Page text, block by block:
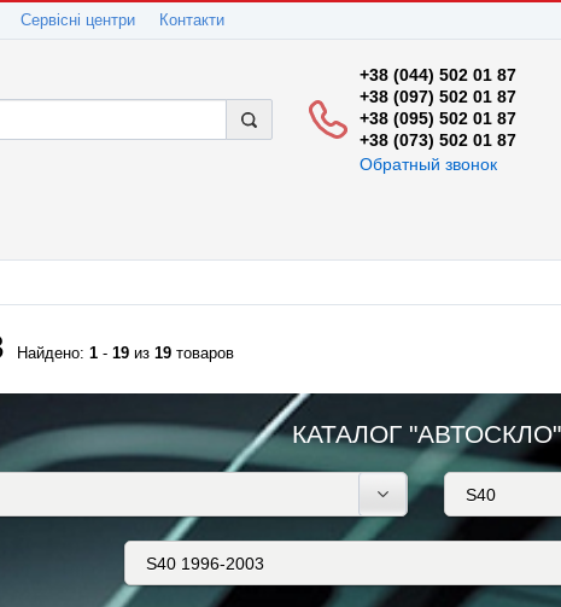
Сервісні центри Контакти
+38 (044) 502 01 87
+38 (097) 502 01 87
+38 (095) 502 01 87
+38 (073) 502 01 87
Обратный звонок
Найдено: 1 - 19 из 19 товаров
КАТАЛОГ "АВТОСКЛО"